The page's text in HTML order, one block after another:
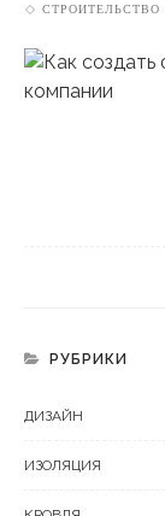
СТРОИТЕЛЬСТВО
РУБРИКИ
ДИЗАЙН
ИЗОЛЯЦИЯ